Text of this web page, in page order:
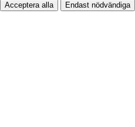
Acceptera alla Endast nödvändiga